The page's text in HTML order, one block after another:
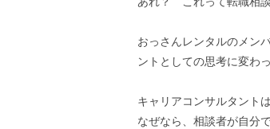
おっさんレンタルのメン
ントとしての思考に変わ
キャリアコンサルタント
なぜなら、相談者が自分